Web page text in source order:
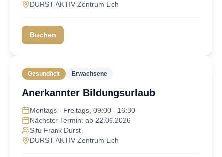
DURST-AKTIV Zentrum Lich
Buchen
Gesundheit Erwachsene
Anerkannter Bildungsurlaub
Montags - Freitags, 09:00 - 16:30
Nächster Termin: ab 22.06.2026
Sifu Frank Durst
DURST-AKTIV Zentrum Lich